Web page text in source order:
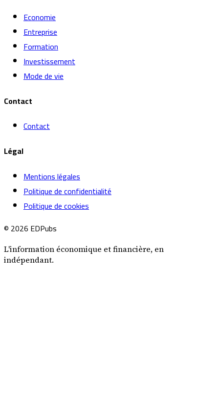
Economie
Entreprise
Formation
Investissement
Mode de vie
Contact
Contact
Légal
Mentions légales
Politique de confidentialité
Politique de cookies
© 2026 EDPubs
L'information économique et financière, en
indépendant.